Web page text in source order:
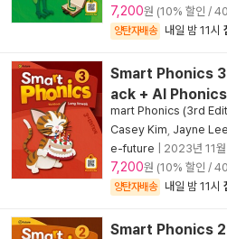
7,200원 (10% 할인 /
양탄자배송 내일 밤 11시
Smart Phonics
ack + AI
mart Phonics (3rd
Casey Kim Jayne Lee
e-future
2023년 11월
7,200원 (10% 할인 /
양탄자배송 내일 밤 11시
Smart Phonics